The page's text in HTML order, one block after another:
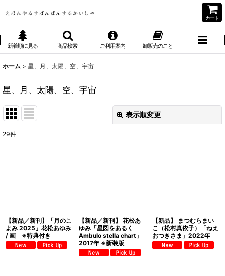
カート
新着順に見る 商品検索 ご利用案内 卸販売のこと
ホーム > 星、月、太陽、空、宇宙
星、月、太陽、空、宇宙
表示順変更
29件
【新品／新刊】「月のこ
よみ 2025」花松あゆみ
/ 画 ※特典付き
【新品／新刊】 花松あ
ゆみ「星図をあるく
Ambulo stella chart」
2017年 ※新装版
【新品】 まつむらまい
こ（松村真依子）「ねえ
おつきさま」2022年